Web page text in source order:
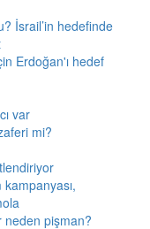
İsrail’in hedefinde
Erdoğan'ı hedef
var
mi?
neden pişman?